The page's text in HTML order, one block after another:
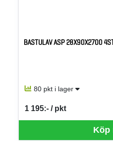
BASTULAV ASP 28X90X2700
80 pkt i lager
Köp
1 195:- / pkt
SEK per PKT